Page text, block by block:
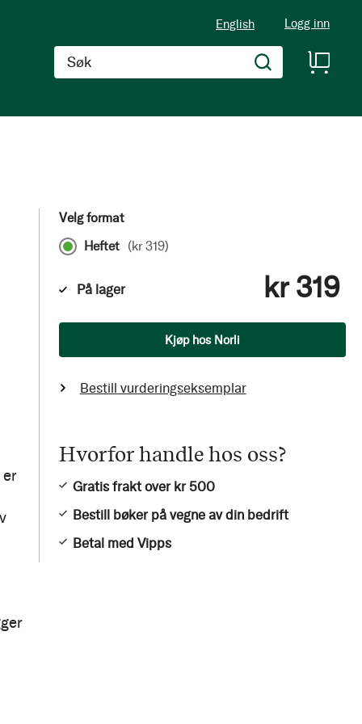
English Logg inn
Søk
Velg format
Heftet (kr 319)
På lager kr 319
Kjøp hos Norli
Bestill vurderingseksemplar
Hvorfor handle hos oss?
Gratis frakt over kr 500
Bestill bøker på vegne av din bedrift
Betal med Vipps